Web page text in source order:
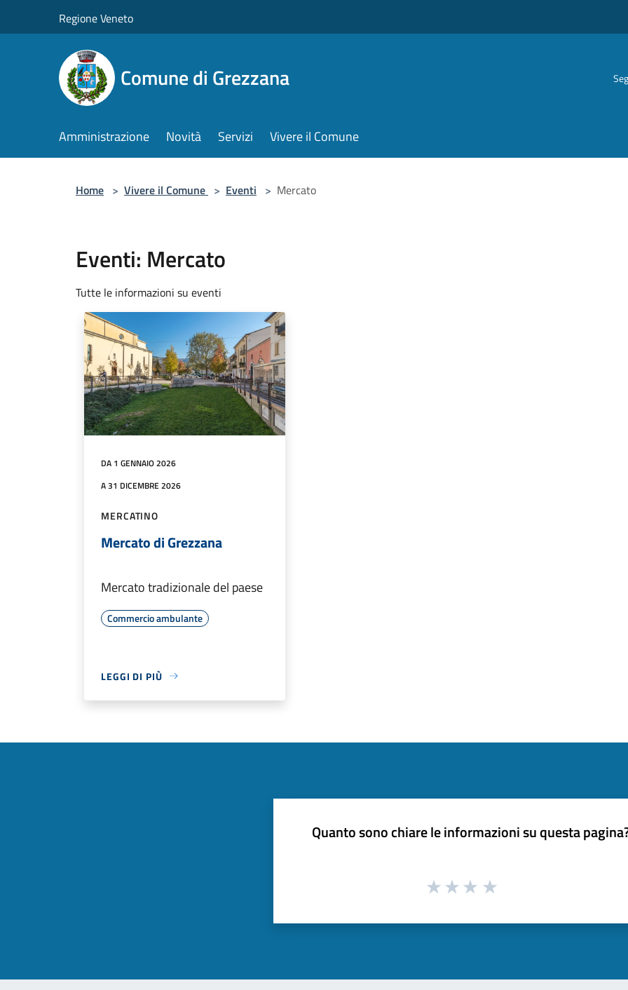
Regione Veneto
Comune di Grezzana
Amministrazione Novità Servizi Vivere il Comune
Home > Vivere il Comune > Eventi > Mercato
Eventi: Mercato
Tutte le informazioni su eventi
DA 1 GENNAIO 2026
A 31 DICEMBRE 2026
MERCATINO
Mercato di Grezzana
Mercato tradizionale del paese
Commercio ambulante
LEGGI DI PIÙ
Quanto sono chiare le informazioni su questa